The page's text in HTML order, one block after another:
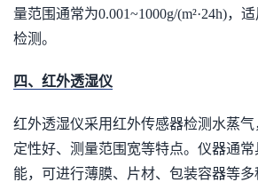
量范围通常为0.001~1000g/(m²·24h)，
检测。
四、红外透湿仪
红外透湿仪采用红外传感器检测水蒸
定性好、测量范围宽等特点。仪器通
能，可进行薄膜、片材、包装容器等